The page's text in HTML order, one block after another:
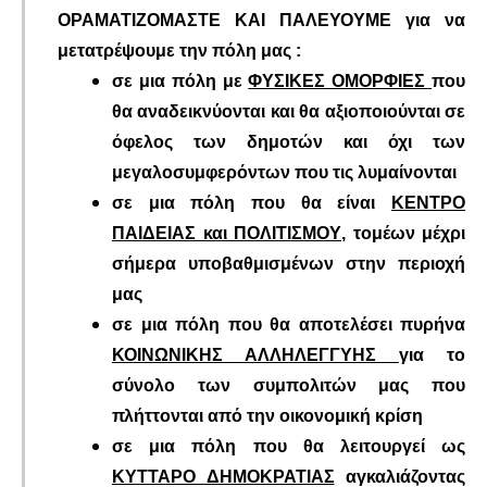
ΟΡΑΜΑΤΙΖΟΜΑΣΤΕ ΚΑΙ ΠΑΛΕΥΟΥΜΕ για να
μετατρέψουμε την πόλη μας :
σε μια πόλη μεΦΥΣΙΚΕΣ ΟΜΟΡΦΙΕΣπου
θα αναδεικνύονται και θα αξιοποιούνται σε
όφελος των δημοτών και όχι των
μεγαλοσυμφερόντων που τις λυμαίνονται
σε μια πόλη που θα είναι
ΚΕΝΤΡΟ
ΠΑΙΔΕΙΑΣ και ΠΟΛΙΤΙΣΜΟΥ, τομέων μέχρι
σήμερα υποβαθμισμένων στην περιοχή
μας
σε μια πόλη που θα αποτελέσει πυρήνα
ΚΟΙΝΩΝΙΚΗΣ ΑΛΛΗΛΕΓΓΥΗΣ για το
σύνολο των συμπολιτών μας που
πλήττονται από την οικονομική κρίση
σε μια πόλη που θα λειτουργεί ως
ΚΥΤΤΑΡΟ ΔΗΜΟΚΡΑΤΙΑΣαγκαλιάζοντας